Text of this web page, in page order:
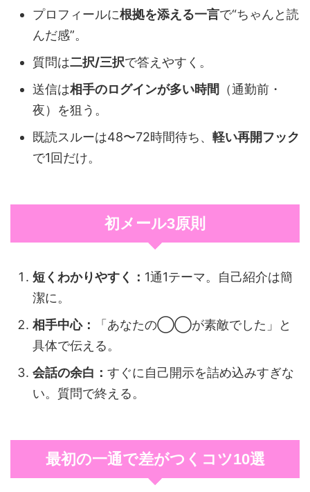
プロフィールに根拠を添える一言で“ちゃんと読
んだ感”。
質問は二択/三択で答えやすく。
送信は相手のログインが多い時間 （通勤前・
夜）を狙う。
既読スルーは48〜72時間待ち、 軽い再開フック
で1回だけ。
初メール3原則
短くわかりやすく： 1通1テーマ。自己紹介は簡
潔に。
相手中心：
「あなたの◯◯が素敵でした」と
具体で伝える。
会話の余白： すぐに自己開示を詰め込みすぎな
い。質問で終える。
最初の一通で差がつくコツ10選